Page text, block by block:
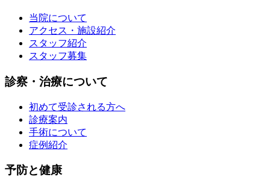
当院について
アクセス・施設紹介
スタッフ紹介
スタッフ募集
診察・治療について
初めて受診される方へ
診療案内
手術について
症例紹介
予防と健康